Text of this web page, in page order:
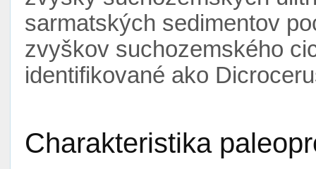
sarmatských sedimentov
zvyškov suchozemského
identifikované ako
Charakteristika